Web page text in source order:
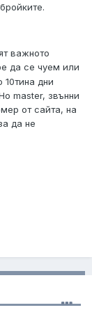
важното
да се чуем или
дни
master, звънни
от сайта, на
да не